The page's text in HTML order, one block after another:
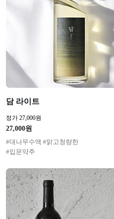
담 라이트
정가 27,000원
27,000원
#대나무수액 #맑고청량한
#입문약주